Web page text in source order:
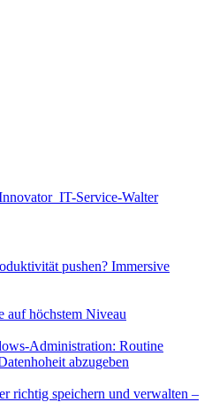
pushen? Immersive
auf höchstem Niveau
Administration: Routine
abzugeben
richtig speichern und verwalten –